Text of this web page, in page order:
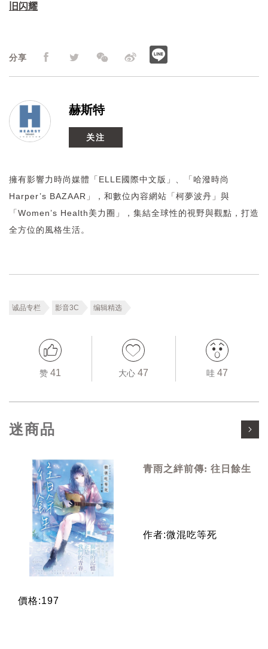
旧闪耀
分享
赫斯特
关注
擁有影響力時尚媒體「ELLE國際中文版」、「哈潑時尚
Harper’s BAZAAR」，和數位內容網站「柯夢波丹」與
「Women’s Health美力圈」，集結全球性的視野與觀點，打造
全方位的風格生活。
诚品专栏 影音3C 编辑精选
赞41 大心47 哇47
迷商品
青雨之絆前傳: 往日餘生
作者:微混吃等死
價格:197